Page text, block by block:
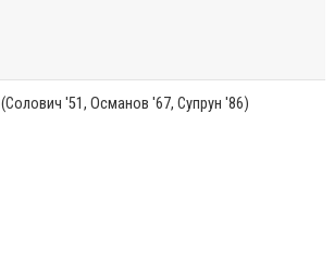
(Солович '51, Османов '67, Супрун '86)